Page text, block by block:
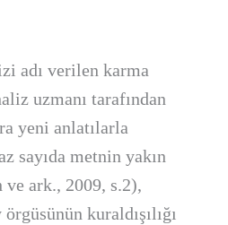
adı verilen karma
uzmanı tarafından
yeni anlatılarla
sayıda metnin yakın
ve ark., 2009, s.2),
kuraldışılığı